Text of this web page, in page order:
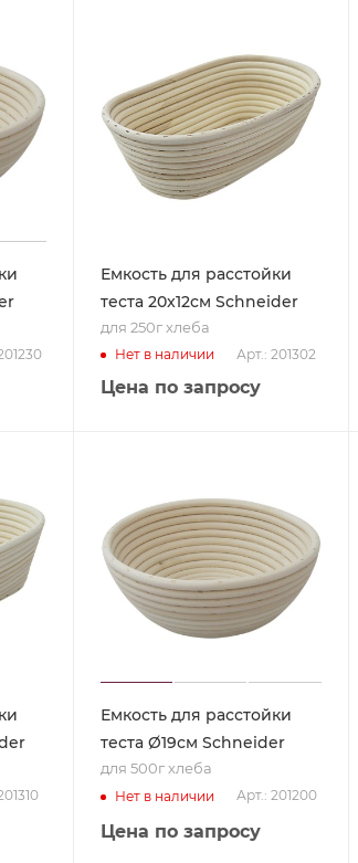
Емкость для расстойки
теста 20x12см Schneider
для 250г хлеба
Нет в наличии Арт.: 201302
Цена по запросу
Емкость для расстойки
теста Ø19см Schneider
для 500г хлеба
Нет в наличии Арт.: 201200
Цена по запросу